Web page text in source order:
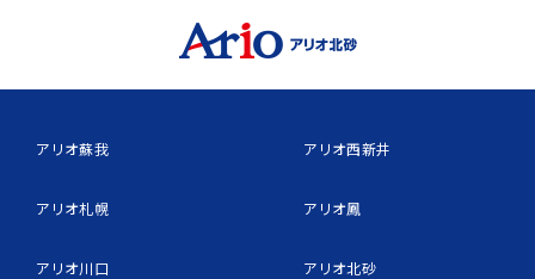
アリオ蘇我
アリオ札幌
アリオ川口
アリオ西新井
アリオ鳳
アリオ北砂